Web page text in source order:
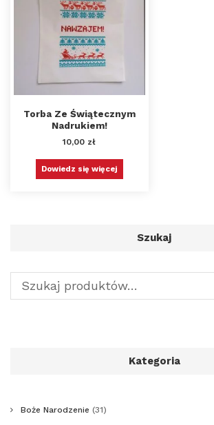
Torba Ze Świątecznym
Nadrukiem!
10,00 zł
Dowiedz się więcej
Szukaj
Kategoria
Boże Narodzenie (31)